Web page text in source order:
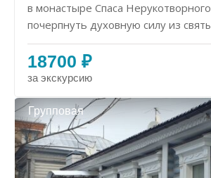
в монастыре Спаса
почерпнуть духовную силу из
18700 ₽
за экскурсию
Групповая